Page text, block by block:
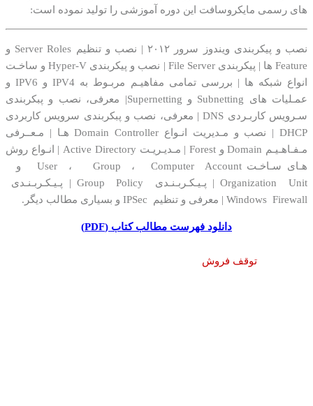
های رسمی مایکروسافت این دوره آموزشی را تولید نموده است:
نصب و پیکربندی ویندوز سرور ۲۰۱۲ | نصب و تنظیم Server Roles و
Feature ها | پیکربندی File Server | نصب و پیکربندی Hyper-V و ساخـت
انواع شبکه ها | بررسی تمامی مفاهیـم مربـوط به IPV4 و IPV6 و
عمـلیات های Subnetting و Supernetting| معرفی، نصب و پبکربندی
سـرویس کاربـردی DNS | معرفی، نصب و پبکربندی سرویس کاربردی
DHCP | نصب و مـدیریت انـواع Domain Controller هـا | مـعــرفی
مـفـاهـیـم Domain و Forest | مـدیـریـت Active Directory | انـواع روش
هـای سـاخـت User ، Group ، Computer Account و
Organization Unit | پـیـکـربـنـدی Group Policy | پـیـکـربـنـدی
Windows Firewall | معرفی و تنظیم IPSec و بسیاری مطالب دیگر.
دانلود فهرست مطالب کتاب (PDF)
توقف فروش